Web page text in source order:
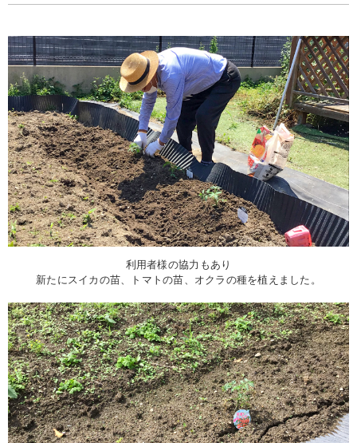
利用者様の協力もあり
新たにスイカの苗、トマトの苗、オクラの種を植えました。